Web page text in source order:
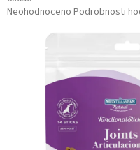
Průměrné
Neohodnoceno Podrobnosti